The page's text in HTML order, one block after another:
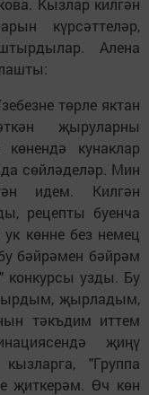
Кызлар килгән
күрсәттеләр,
Алена
төрле яктан
җыруларны
кунаклар
сөйләделәр. Мин
идем. Килгән
рецепты буенча
көнне без немец
бәйрәмен бәйрәм
конкурсы узды. Бу
җырладым,
тәкъдим иттем
җиңү
"Группа
җиткерәм. Өч көн